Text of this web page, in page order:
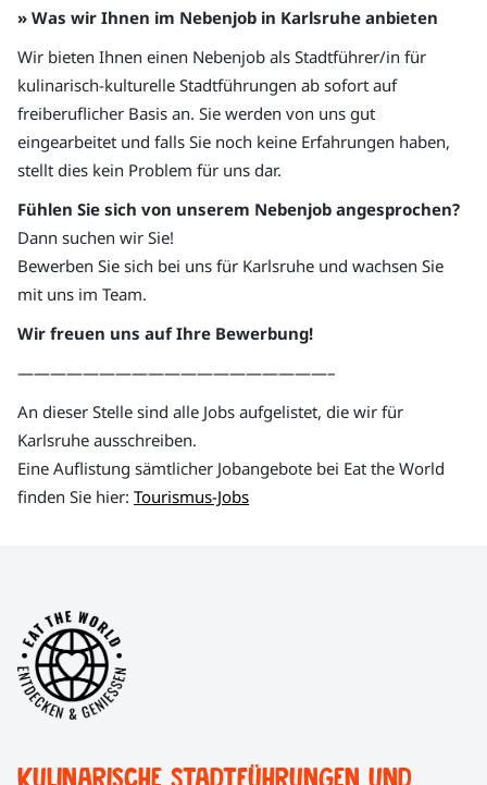
» Was wir Ihnen im Nebenjob in Karlsruhe anbieten
Wir bieten Ihnen einen Nebenjob als Stadtführer/in für
kulinarisch-kulturelle Stadtführungen ab sofort auf
freiberuflicher Basis an. Sie werden von uns gut
eingearbeitet und falls Sie noch keine Erfahrungen haben,
stellt dies kein Problem für uns dar.
Fühlen Sie sich von unserem Nebenjob angesprochen?
Dann suchen wir Sie!
Bewerben Sie sich bei uns für Karlsruhe und wachsen Sie
mit uns im Team.
Wir freuen uns auf Ihre Bewerbung!
———————————————————–
An dieser Stelle sind alle Jobs aufgelistet, die wir für
Karlsruhe ausschreiben.
Eine Auflistung sämtlicher Jobangebote bei Eat the World
finden Sie hier: Tourismus-Jobs
Kulinarische Stadtführungen und